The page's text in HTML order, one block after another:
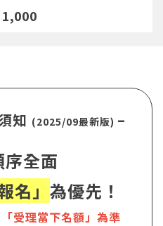
1,000
知 (2025/09最新版) –
全面
名」 為優先！
受理當下名額」為準